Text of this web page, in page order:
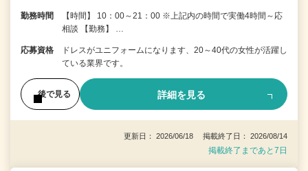
勤務時間
【時間】 10：00～21：00 ※上記内の時間で実働4時間～応
相談 【勤務】 …
応募資格
ドレスがユニフォームになります、20～40代の女性が活躍し
ている業界です。
後で見る 詳細を見る
更新日： 2026/06/18 掲載終了日： 2026/08/14
掲載終了まであと7日